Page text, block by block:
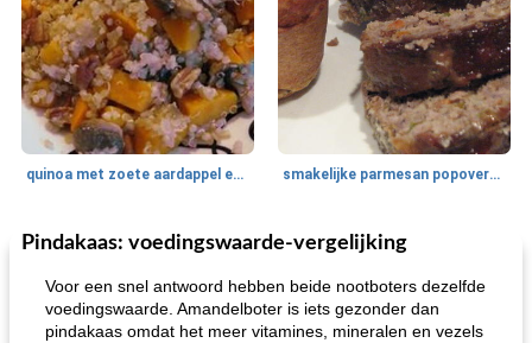
quinoa met zoete aardappel en champignons smakelijke parmesan popovers (gezonder!)
40min
One Dish Meal Soepen, stoofschotels en Chili
Pindakaas: voedingswaarde-vergelijking
Voor een snel antwoord hebben beide nootboters dezelfde
voedingswaarde. Amandelboter is iets gezonder dan
pindakaas omdat het meer vitamines, mineralen en vezels